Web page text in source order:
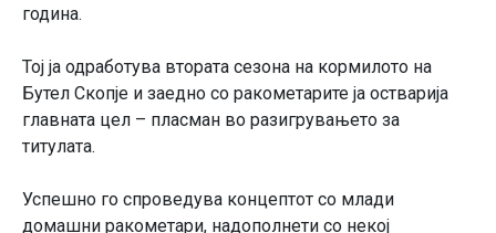
година.
Тој ја одработува втората сезона на кормилото на
Бутел Скопје и заедно со ракометарите ја остварија
главната цел – пласман во разигрувањето за
титулата.
Успешно го спроведува концептот со млади
домашни ракометари, надополнети со некој